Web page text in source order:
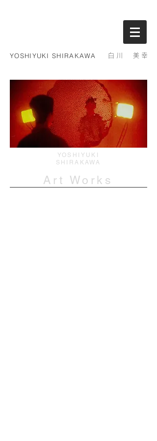
YOSHIYUKI SHIRAKAWA 白川 美幸
YOSHIYUKI
SHIRAKAWA
Art Works